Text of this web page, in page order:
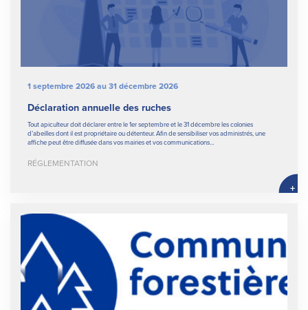
1 septembre 2026 au 31 décembre 2026
Déclaration annuelle des ruches
Tout apiculteur doit déclarer entre le 1er septembre et le 31 décembre les colonies
d’abeilles dont il est propriétaire ou détenteur. Afin de sensibiliser vos administrés, une
affiche peut être diffusée dans vos mairies et vos communications…
RÉGLEMENTATION
+